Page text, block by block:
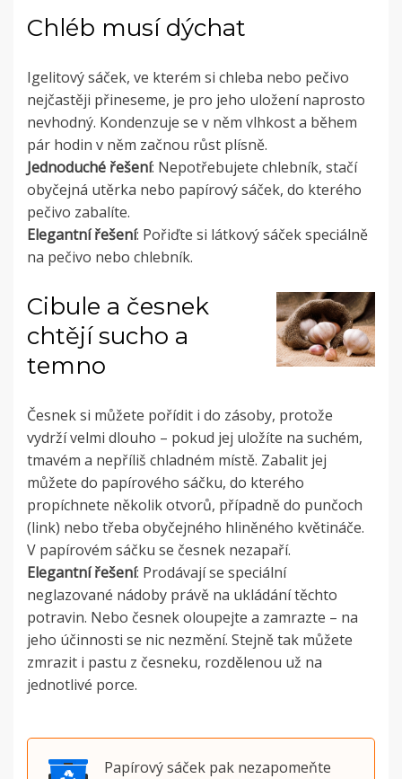
Chléb musí dýchat
Igelitový sáček, ve kterém si chleba nebo pečivo
nejčastěji přineseme, je pro jeho uložení naprosto
nevhodný. Kondenzuje se v něm vlhkost a během
pár hodin v něm začnou růst plísně.
Jednoduché řešení: Nepotřebujete chlebník, stačí
obyčejná utěrka nebo papírový sáček, do kterého
pečivo zabalíte.
Elegantní řešení: Pořiďte si látkový sáček speciálně
na pečivo nebo chlebník.
Cibule a česnek
chtějí sucho a
temno
Česnek si můžete pořídit i do zásoby, protože
vydrží velmi dlouho – pokud jej uložíte na suchém,
tmavém a nepříliš chladném místě. Zabalit jej
můžete do papírového sáčku, do kterého
propíchnete několik otvorů, případně do punčoch
(link) nebo třeba obyčejného hliněného květináče.
V papírovém sáčku se česnek nezapaří.
Elegantní řešení: Prodávají se speciální
neglazované nádoby právě na ukládání těchto
potravin. Nebo česnek oloupejte a zamrazte – na
jeho účinnosti se nic nezmění. Stejně tak můžete
zmrazit i pastu z česneku, rozdělenou už na
jednotlivé porce.
Papírový sáček pak nezapomeňte